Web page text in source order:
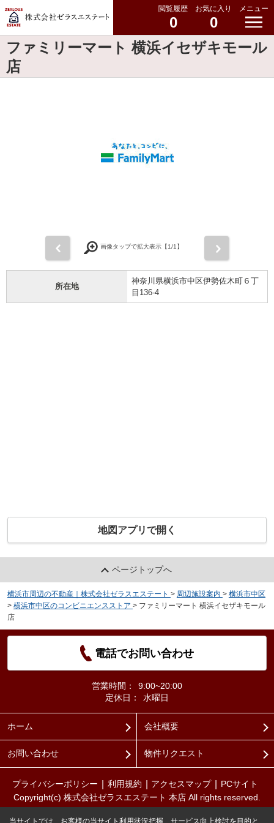
閲覧履歴
0
お気に入り
0
メニュー
ファミリーマート 横浜イセザキモール
店
画像タップで拡大表示【1/1】
所在地
神奈川県横浜市中区伊勢佐木町６丁
目136-4
地図アプリで開く
ページトップへ
横浜市周辺の不動産｜株式会社ゼラスエステート > 周辺施設案内 > 横浜市中区
> 横浜市中区のコンビニエンスストア > ファミリーマート 横浜イセザキモール
店
電話でお問い合わせ
営業時間：
9:00~20:00
定休日：
水曜日
ホーム 会社概要
お問い合わせ 物件リクエスト
プライバシーポリシー 利用規約 アクセスマップ
PCサイト
Copyright(c) 株式会社ゼラスエステート 本店 All rights reserved.
当サイトでは、お客様の当サイト利用状況把握、サービス向上検討を目的と